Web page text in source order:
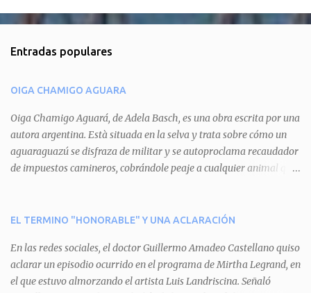
e
t
a
r
i
o
Entradas populares
OIGA CHAMIGO AGUARA
Oiga Chamigo Aguará, de Adela Basch, es una obra escrita por una
autora argentina. Està situada en la selva y trata sobre cómo un
aguaraguazú se disfraza de militar y se autoproclama recaudador
de impuestos camineros, cobrándole peaje a cualquier animal que
aguará le provoca. De igual manera pasa con Tatú, el armadillo.
del aguará y pasa sin pagar. Por último, Tui, la cotorra, deja
expuesta la mentira del aguará y arenga a los otros tres
personajes a unirse para enfrentarlo. Finalmente, terminan por
EL TERMINO "HONORABLE" Y UNA ACLARACIÓN
En las redes sociales, el doctor Guillermo Amadeo Castellano quiso
aclarar un episodio ocurrido en el programa de Mirtha Legrand, en
el que estuvo almorzando el artista Luis Landriscina. Señaló